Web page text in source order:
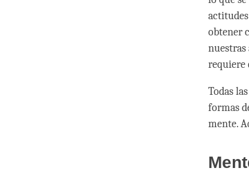
obtener
nuestras
requiere
Todas
formas
mente.